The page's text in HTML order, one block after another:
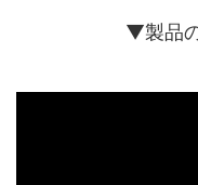
▼製品